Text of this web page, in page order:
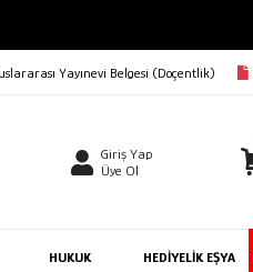
Yayınevi Belgesi (Doçentlik)
Giriş Yap
Üye Ol
HUKUK HEDİYELİK EŞYA